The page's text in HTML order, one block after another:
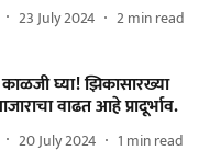
23 July 2024 2min read
घ्या! झिकासारख्या
वाढत आहे प्रादूर्भाव.
20 July 2024 1 min read